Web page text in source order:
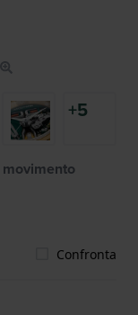
+5
Confronta